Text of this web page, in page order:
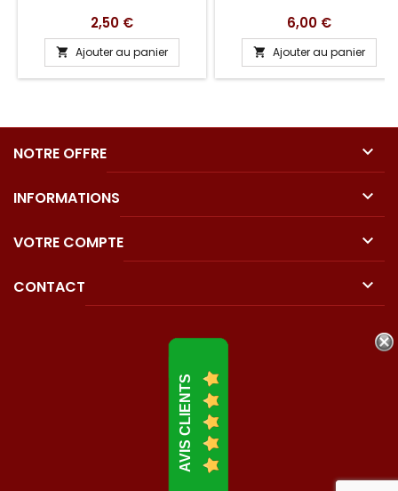
Prix
2,50 €
 Ajouter au panier
Prix
6,00 €
 Ajouter au panier
NOTRE OFFRE 
INFORMATIONS 
VOTRE COMPTE 
CONTACT 
AVIS CLIENTS